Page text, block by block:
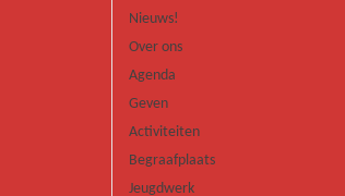
Nieuws!
Over ons
Agenda
Geven
Activiteiten
Begraafplaats
Jeugdwerk